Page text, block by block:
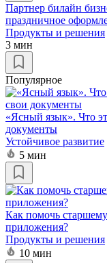
Партнер билайн
праздничное
Продукты и решения
3 мин
Популярное
«Ясный язык». Что
документы
Устойчивое развитие
5 мин
Как помочь
приложения?
Продукты и решения
10 мин